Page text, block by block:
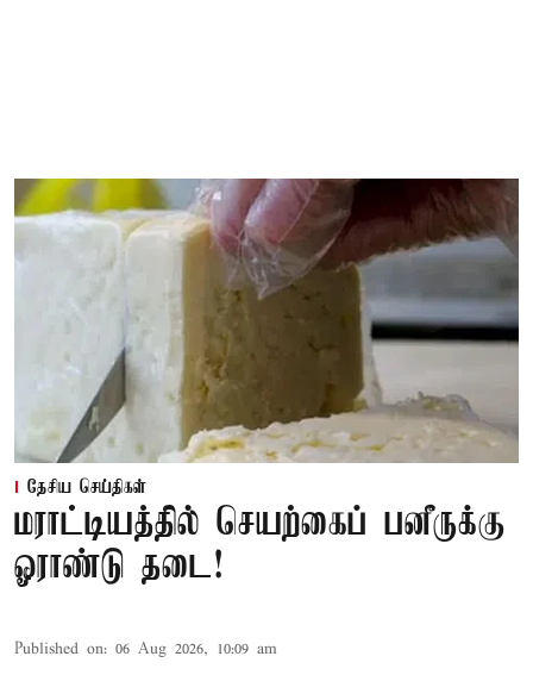
தேசிய செய்திகள்
மராட்டியத்தில் செயற்கைப் பனீருக்கு
ஓராண்டு தடை!
Published on: 06 Aug 2026, 10:09 am